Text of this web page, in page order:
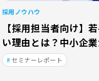
採用ノウハウ
【採用担当者向け】
い理由とは？中小企
セミナーレポート